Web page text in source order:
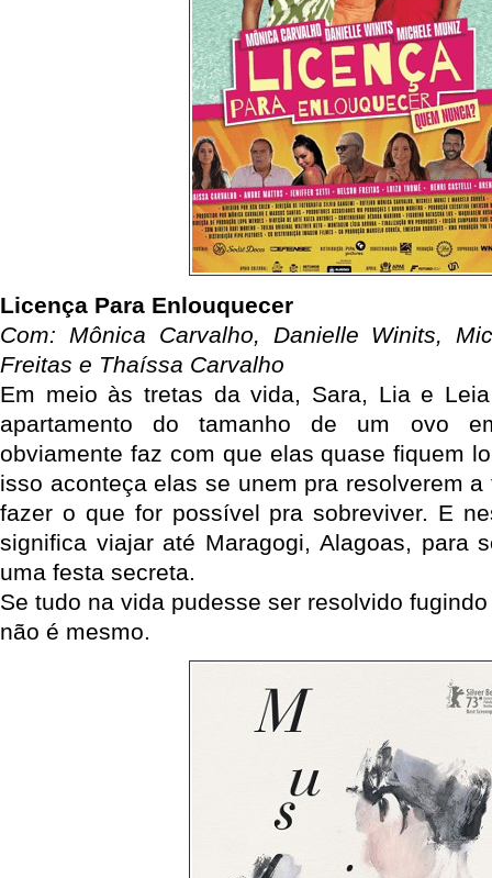
Licença Para Enlouquecer
Com: Mônica Carvalho, Danielle Winits,
Freitas e Thaíssa Carvalho
Em meio às tretas da vida, Sara, Lia e
apartamento do tamanho de um ovo
obviamente faz com que elas quase fiquem
isso aconteça elas se unem pra resolverem
fazer o que for possível pra sobreviver. E
significa viajar até Maragogi, Alagoas, para
uma festa secreta.
Se tudo na vida pudesse ser resolvido
não é mesmo.